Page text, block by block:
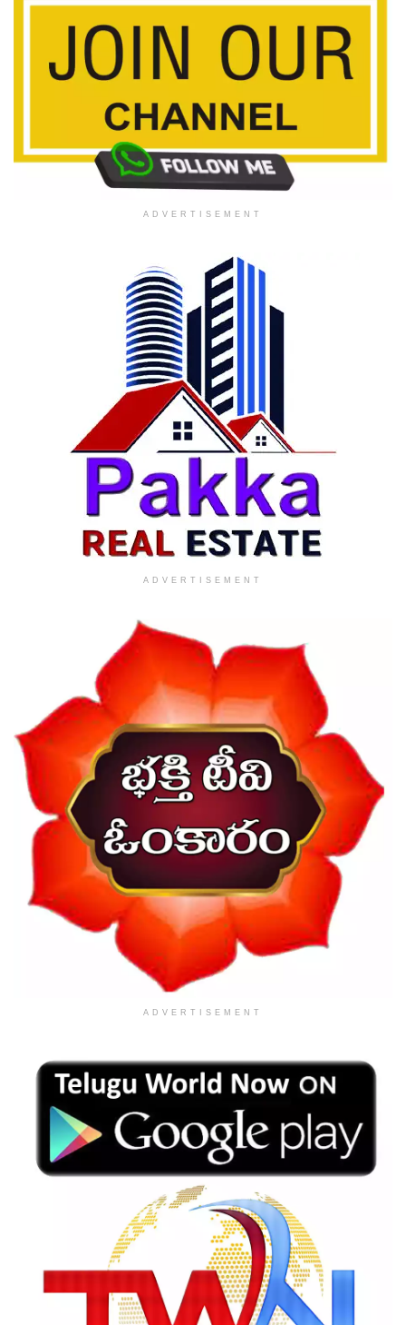
ADVERTISEMENT
ADVERTISEMENT
ADVERTISEMENT